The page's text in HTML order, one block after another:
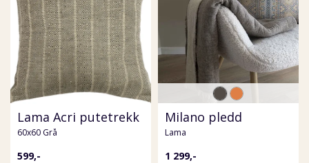
Lama Acri putetrekk
60x60 Grå
599,-
Milano pledd
Lama
1 299,-